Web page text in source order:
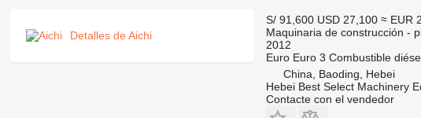
Detalles de Aichi
S/ 91,600 USD 27,100 ≈ EUR
Maquinaria de construcción -
2012
Euro Euro 3 Combustible
China, Baoding, Hebei
Hebei Best Select Machinery
Contacte con el vendedor